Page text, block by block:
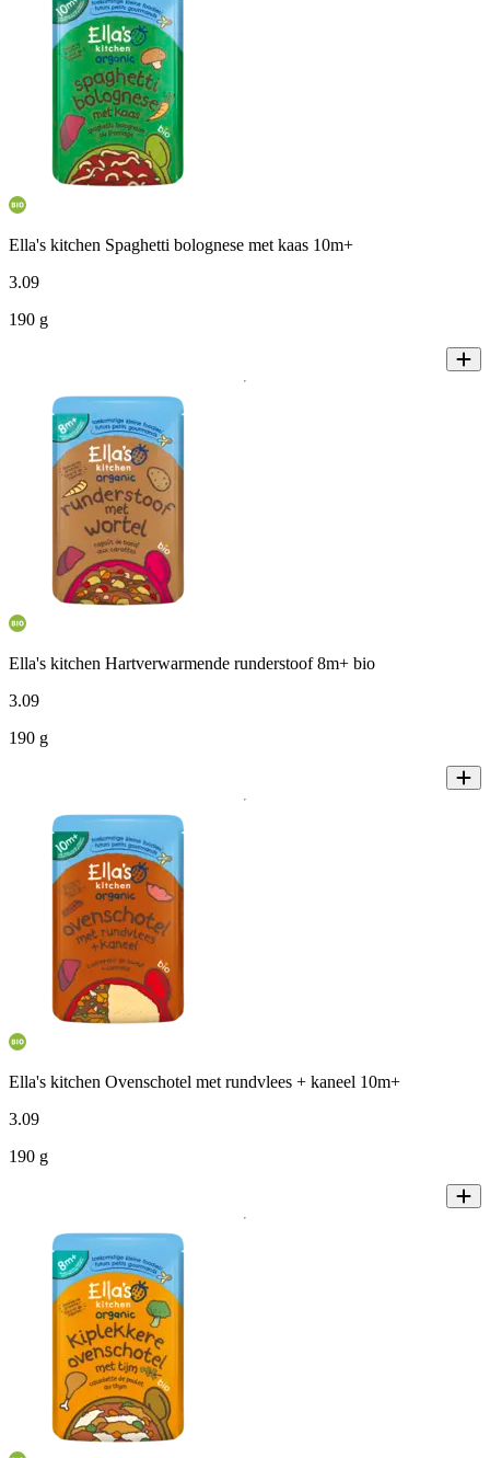
Ella's kitchen Spaghetti bolognese met kaas 10m+
3.09
190 g
Ella's kitchen Hartverwarmende runderstoof 8m+ bio
3.09
190 g
Ella's kitchen Ovenschotel met rundvlees + kaneel 10m+
3.09
190 g